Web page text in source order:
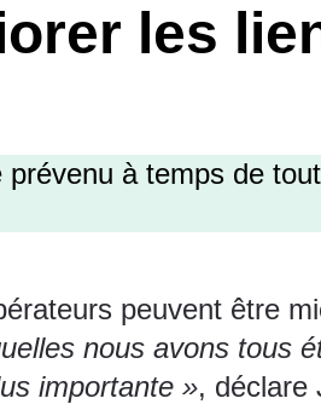
les
à temps de
peuvent être
nous avons tous
importante », déclare